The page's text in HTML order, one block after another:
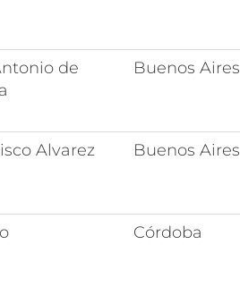
de
Buenos Aires
Alvarez Buenos Aires
Córdoba